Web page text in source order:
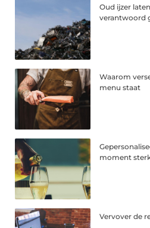
Oud ijzer
verantwoord
Waarom
menu staat
moment
Vervover de